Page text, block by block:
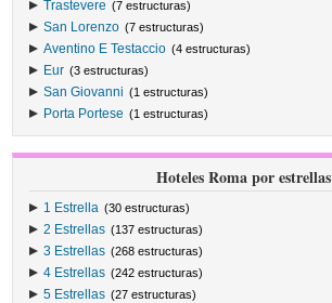
Trastevere (7 estructuras)
San Lorenzo (7 estructuras)
Aventino E Testaccio (4 estructuras)
Eur (3 estructuras)
San Giovanni (1 estructuras)
Porta Portese (1 estructuras)
Hoteles Roma por estrellas
1 Estrella (30 estructuras)
2 Estrellas (137 estructuras)
3 Estrellas (268 estructuras)
4 Estrellas (242 estructuras)
5 Estrellas (27 estructuras)